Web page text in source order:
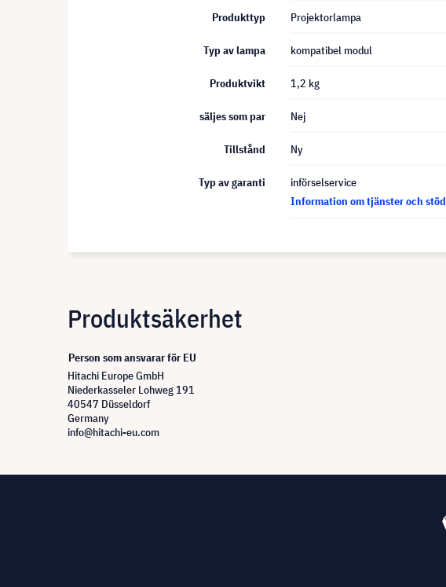
Produkttyp Projektorlampa
Typ av lampa kompatibel modul
Produktvikt 1,2 kg
säljes som par Nej
Tillstånd Ny
Typ av garanti
införselservice
Information om tjänster och stöd
Produktsäkerhet
Person som ansvarar för EU
Hitachi Europe GmbH
Niederkasseler Lohweg 191
40547 Düsseldorf
Germany
info@hitachi-eu.com